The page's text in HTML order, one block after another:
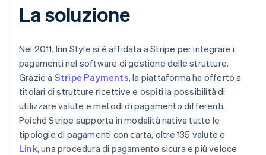
La soluzione
Nel 2011, Inn Style si è affidata a Stripe per integrare i
pagamenti nel software di gestione delle strutture.
Grazie a Stripe Payments, la piattaforma ha offerto a
titolari di strutture ricettive e ospiti la possibilità di
utilizzare valute e metodi di pagamento differenti.
Poiché Stripe supporta in modalità nativa tutte le
tipologie di pagamenti con carta, oltre 135 valute e
Link, una procedura di pagamento sicura e più veloce